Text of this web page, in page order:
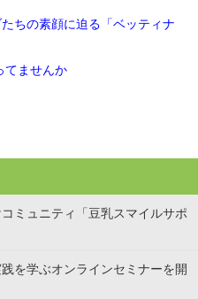
たちの素顔に迫る「ベッティナ
てませんか
ミュニティ「豆乳スマイルサポ
を学ぶオンラインセミナーを開